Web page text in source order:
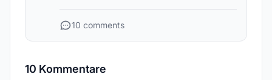
10 comments
10 Kommentare